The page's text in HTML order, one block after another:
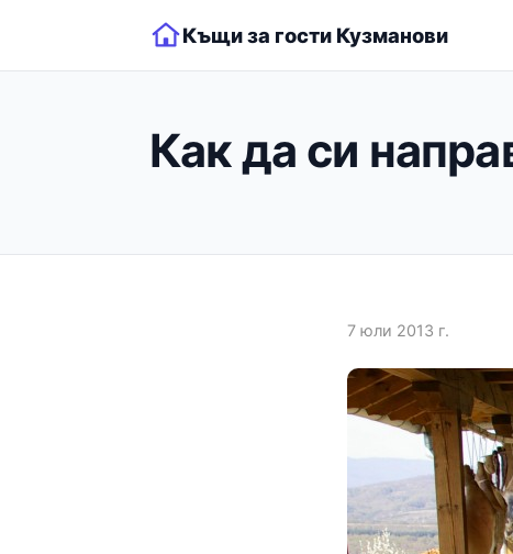
Къщи за гости Кузманови
Как да си
7 юли 2013 г.